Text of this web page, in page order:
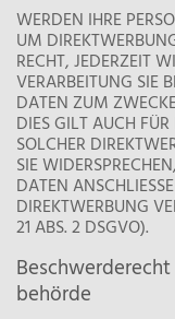
WERDEN IHRE
UM
RECHT, JEDERZEIT
VERARBEITUNG SIE
DATEN ZUM
DIES GILT AUCH
SOLCHER
SIE
DATEN
DIREKTWERBUNG
21 ABS. 2 DSGVO).
behörde